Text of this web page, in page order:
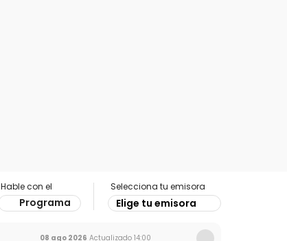
Hable con el
Programa
Selecciona tu emisora
Elige tu emisora
08 ago 2026 Actualizado 14:00